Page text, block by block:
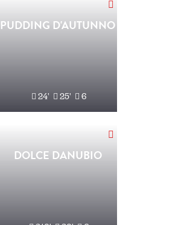
PUDDING D'AUTUNNO
24' 25' 6
DOLCE DANUBIO